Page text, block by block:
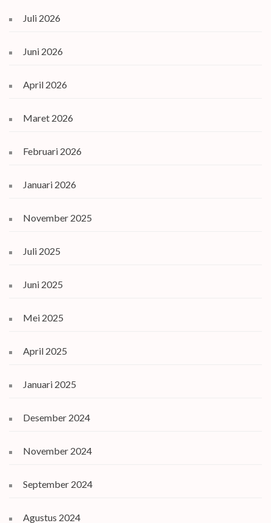
Juli 2026
Juni 2026
April 2026
Maret 2026
Februari 2026
Januari 2026
November 2025
Juli 2025
Juni 2025
Mei 2025
April 2025
Januari 2025
Desember 2024
November 2024
September 2024
Agustus 2024